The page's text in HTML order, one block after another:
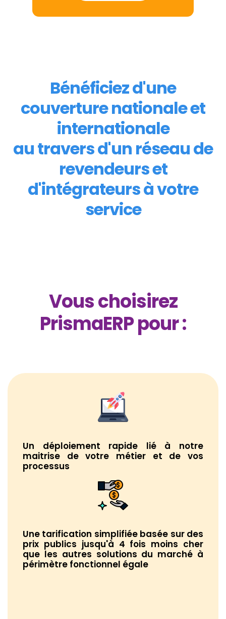
Bénéficiez d'une
couverture nationale et
internationale
au travers d'un réseau de
revendeurs et
d'intégrateurs à votre
service
Vous choisirez
PrismaERP pour :
Un déploiement rapide lié à notre
maitrise de votre métier et de vos
processus
Une tarification simplifiée basée sur des
prix publics jusqu'à 4 fois moins cher
que les autres solutions du marché à
périmètre fonctionnel égale